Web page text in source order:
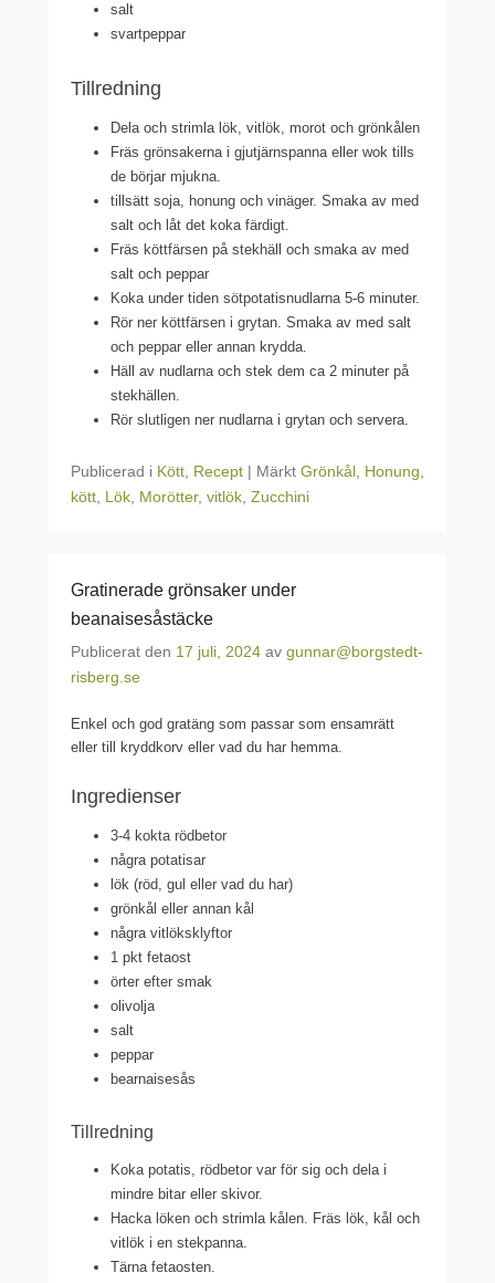
salt
svartpeppar
Tillredning
Dela och strimla lök, vitlök, morot och grönkålen
Fräs grönsakerna i gjutjärnspanna eller wok tills
de börjar mjukna.
tillsätt soja, honung och vinäger. Smaka av med
salt och låt det koka färdigt.
Fräs köttfärsen på stekhäll och smaka av med
salt och peppar
Koka under tiden sötpotatisnudlarna 5-6 minuter.
Rör ner köttfärsen i grytan. Smaka av med salt
och peppar eller annan krydda.
Häll av nudlarna och stek dem ca 2 minuter på
stekhällen.
Rör slutligen ner nudlarna i grytan och servera.
Publicerad i Kött Recept | Märkt Grönkål Honung
kött Lök Morötter, vitlök Zucchini
Gratinerade grönsaker under
beanaisesåstäcke
Publicerat den 17 juli, 2024 av gunnar@borgstedt-
risberg.se
Enkel och god gratäng som passar som ensamrätt
eller till kryddkorv eller vad du har hemma.
Ingredienser
3-4 kokta rödbetor
några potatisar
lök (röd, gul eller vad du har)
grönkål eller annan kål
några vitlöksklyftor
1 pkt fetaost
örter efter smak
olivolja
salt
peppar
bearnaisesås
Tillredning
Koka potatis, rödbetor var för sig och dela i
mindre bitar eller skivor.
Hacka löken och strimla kålen. Fräs lök, kål och
vitlök i en stekpanna.
Tärna fetaosten.